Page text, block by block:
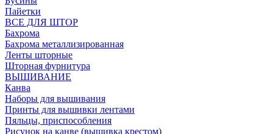
Пайетки
ВСЕ ДЛЯ ШТОР
Бахрома
Бахрома металлизированная
Ленты шторные
Шторная фурнитура
ВЫШИВАНИЕ
Канва
Наборы для вышивания
Принты для вышивки лентами
Пяльцы, приспособления
Рисунок на канве (вышивка крестом)